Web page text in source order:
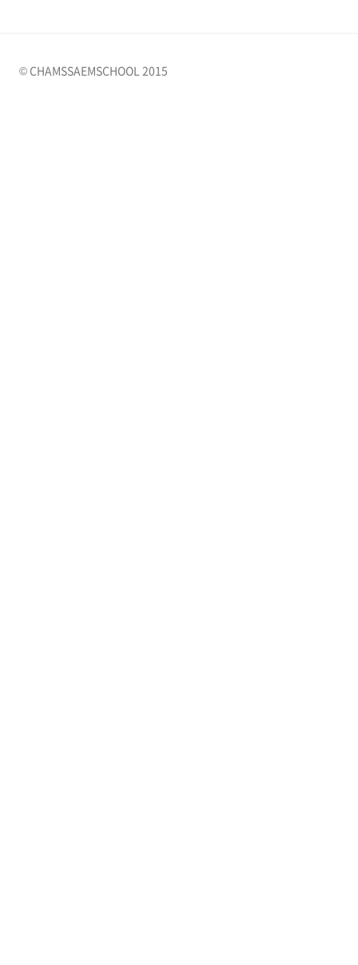
© CHAMSSAEMSCHOOL 2015